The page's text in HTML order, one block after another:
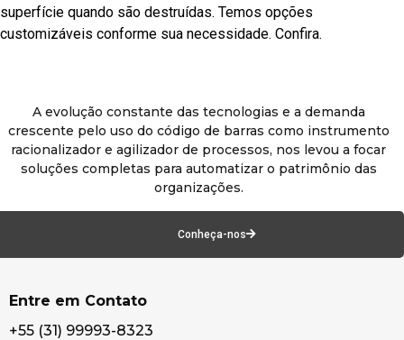
superfície quando são destruídas. Temos opções
customizáveis conforme sua necessidade. Confira.
A evolução constante das tecnologias e a demanda
crescente pelo uso do código de barras como instrumento
racionalizador e agilizador de processos, nos levou a focar
soluções completas para automatizar o patrimônio das
organizações.
Conheça-nos
Entre em Contato
+55 (31) 99993-8323